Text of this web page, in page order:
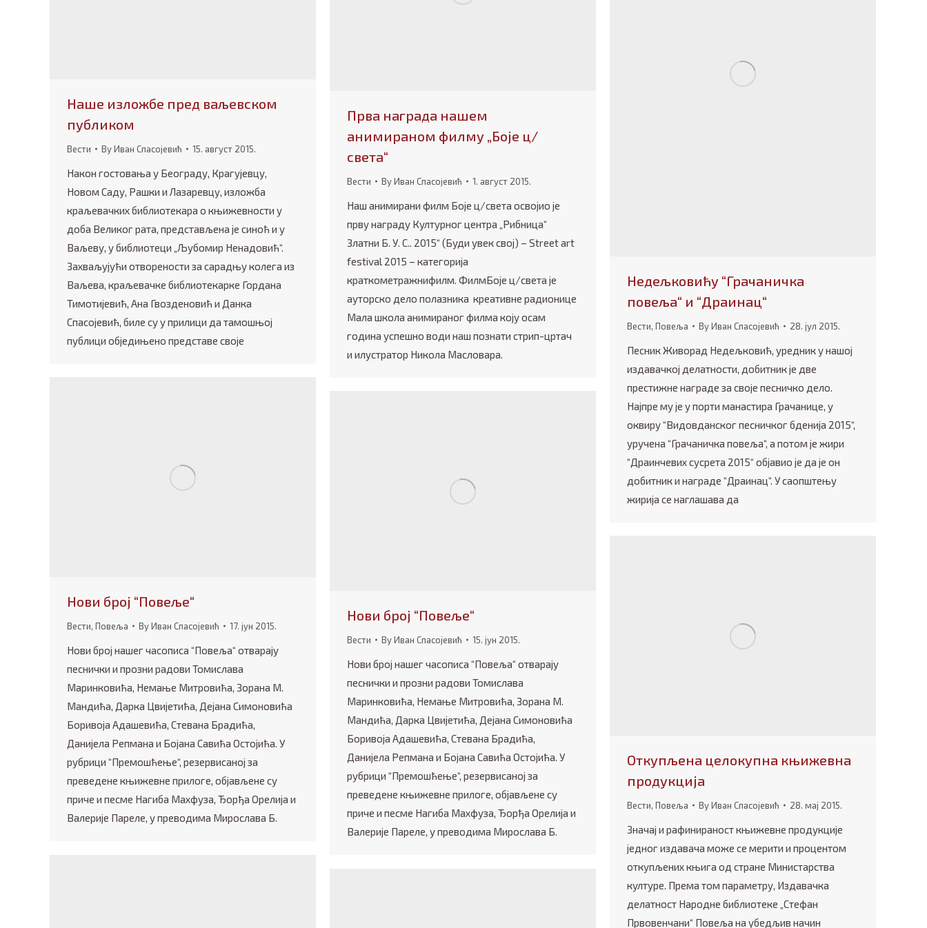
Наше изложбе пред ваљевском
публиком
Вести ByИван Спасојевић 15. август 2015.
Након гостовања у Београду, Крагујевцу,
Новом Саду, Рашки и Лазаревцу, изложба
краљевачких библиотекара о књижевности у
доба Великог рата, представљена је синоћ и у
Ваљеву, у библиотеци „Љубомир Ненадовић“.
Захваљујући отворености за сарадњу колега из
Ваљева, краљевачке библиотекарке Гордана
Тимотијевић, Ана Гвозденовић и Данка
Спасојевић, биле су у прилици да тамошњој
публици обједињено представе своје
Прва награда нашем
анимираном филму „Боје ц/
света“
Вести ByИван Спасојевић 1. август 2015.
Наш анимирани филм Боје ц/света освојио је
прву награду Културног центра „Рибница“
Златни Б. У. С.. 2015“ (Буди увек свој) – Street art
festival 2015 – категорија
краткометражнифилм. ФилмБоје ц/света је
ауторско дело полазника креативне радионице
Мала школа анимираног филма коју осам
година успешно води наш познати стрип-цртач
и илустратор Никола Масловара.
Недељковићу “Грачаничка
повеља“ и “Драинац“
Вести, Повеља ByИван Спасојевић 28. јул 2015.
Песник Живорад Недељковић, уредник у нашој
издавачкој делатности, добитник је две
престижне награде за своје песничко дело.
Најпре му је у порти манастира Грачанице, у
оквиру “Видовданског песничког бденија 2015“,
уручена “Грачаничка повеља“, а потом је жири
“Драинчевих сусрета 2015“ објавио је да је он
добитник и награде “Драинац“. У саопштењу
жирија се наглашава да
Нови број “Повеље“
Вести, Повеља ByИван Спасојевић 17. јун 2015.
Нови број нашег часописа “Повеља“ отварају
песнички и прозни радови Томислава
Маринковића, Немање Митровића, Зорана М.
Мандића, Дарка Цвијетића, Дејана Симоновића
Боривоја Адашевића, Стевана Брадића,
Данијела Репмана и Бојана Савића Остојића. У
рубрици “Премошћење“, резервисаној за
преведене књижевне прилоге, објављене су
приче и песме Нагиба Махфуза, Ђорђа Орелија и
Валерије Пареле, у преводима Мирослава Б.
Нови број “Повеље“
Вести ByИван Спасојевић 15. јун 2015.
Нови број нашег часописа “Повеља“ отварају
песнички и прозни радови Томислава
Маринковића, Немање Митровића, Зорана М.
Мандића, Дарка Цвијетића, Дејана Симоновића
Боривоја Адашевића, Стевана Брадића,
Данијела Репмана и Бојана Савића Остојића. У
рубрици “Премошћење“, резервисаној за
преведене књижевне прилоге, објављене су
приче и песме Нагиба Махфуза, Ђорђа Орелија и
Валерије Пареле, у преводима Мирослава Б.
Откупљена целокупна књижевна
продукција
Вести, Повеља ByИван Спасојевић 28. мај 2015.
Значај и рафинираност књижевне продукције
једног издавача може се мерити и процентом
откупљених књига од стране Министарства
културе. Према том параметру, Издавачка
делатност Народне библиотеке „Стефан
Првовенчани“ Повеља на убедљив начин